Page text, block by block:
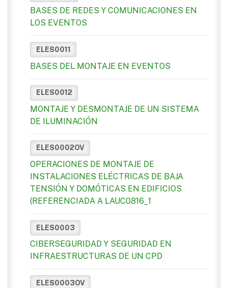
BASES DE REDES Y COMUNICACIONES EN
LOS EVENTOS
ELES0011
BASES DEL MONTAJE EN EVENTOS
ELES0012
MONTAJE Y DESMONTAJE DE UN SISTEMA
DE ILUMINACIÓN
ELES0002OV
OPERACIONES DE MONTAJE DE
INSTALACIONES ELÉCTRICAS DE BAJA
TENSIÓN Y DOMÓTICAS EN EDIFICIOS
(REFERENCIADA A LAUC0816_1
ELES0003
CIBERSEGURIDAD Y SEGURIDAD EN
INFRAESTRUCTURAS DE UN CPD
ELES0003OV